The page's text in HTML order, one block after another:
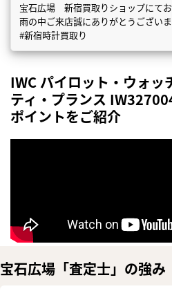
宝石広場 新宿買取りショップにて
雨の中ご来店誠にありがとうござい
#新宿時計買取り
IWC パイロット・ウォ
ティ・プランス
ポイントをご紹介
宝石広場「査定士」の強み